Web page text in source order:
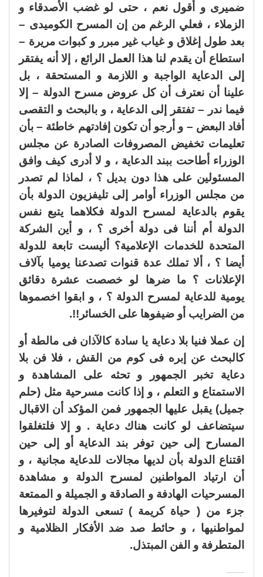
ضميرى و أقول نعم ، حتى لو غضب الأصدقاء و
الزملاء ، فعلي الرغم من إن المسرح الكوميدى –
بعد طول إغلاق و غياب غير مبرر و كبوات مريرة –
استطاع أن يقدم لنا هذا العمل الرائع ، إلا أنه يفتقر
إلى الدعاية الواجبة و اللازمة و المستحقة ، بل
علينا أن نعترف أن كل عروض مسرح الدولة – إلا
فيما ندر – تفتقر إلى الدعاية ، و بالبحث و التقصى
أفاد البعض – و أرجو أن تكون إفادتهم خاطئة – بأن
تعليمات تخفيض المصروفات الصادرة عن مجلس
الوزراء أطاحت ببند الدعاية ، و لا أدرى كيف وافق
المسئولين على هذا دون بديل ؟ ، لماذا لم تصدر
من مجلس الوزراء أوامر إلى تليفزيون الدولة بأن
يقوم بالدعاية لمسرح الدولة فكلاهما يتبع نفس
الدولة أم أننا فى دولة أخرى ؟ ، و أين الشركة
المتحدة للخدمات الإعلامية؟ أليست تابعة للدولة
أيضا ؟ ، ألا تملك عدة قنوات تصدعنا يوميا بآلاف
الإعلانات ؟ ما ضرها لو خصصت عشرة دقائق
يومية للدعاية لمسرح الدولة ؟ ، و ابقوا اخصموها
من الضرايب أو ضيفوها على الخسائر!!.
إن عملا فنيا بلا دعاية يا سادة كالآذان فى مالطة أو
كالبحث عن إبره فى كوم من القش ، فلا فن بلا
دعاية تخبر الجمهور و تحثه على المشاهدة و
الاستمتاع و التعلم ، و إذا كانت مسرحية مثل (حلم
جميل) يقبل عليها الجمهور فمن المؤكد أن الاقبال
سيتضاعف لو كانت هناك دعاية . و إلا فلتغلقوا
المسارح إلى حين توفر بند الدعاية أو إلى حين
اقتناع الدولة بأن لديها مجالات للدعاية مجانية ، و
أن ارتياد المواطنين لمسرح الدولة و مشاهدة
المسرحيات الهادفة و الصادقة و الجميلة و الممتعة
جزء من ( حياة كريمة ) تسعى الدولة لتوفيرها
لمواطنيها ، و حائط صد ضد الأفكار الظلامية و
المتطرفة و الفن المبتذل.